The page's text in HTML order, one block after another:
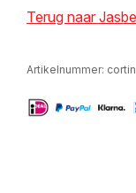
Terug naar
Artikelnummer: